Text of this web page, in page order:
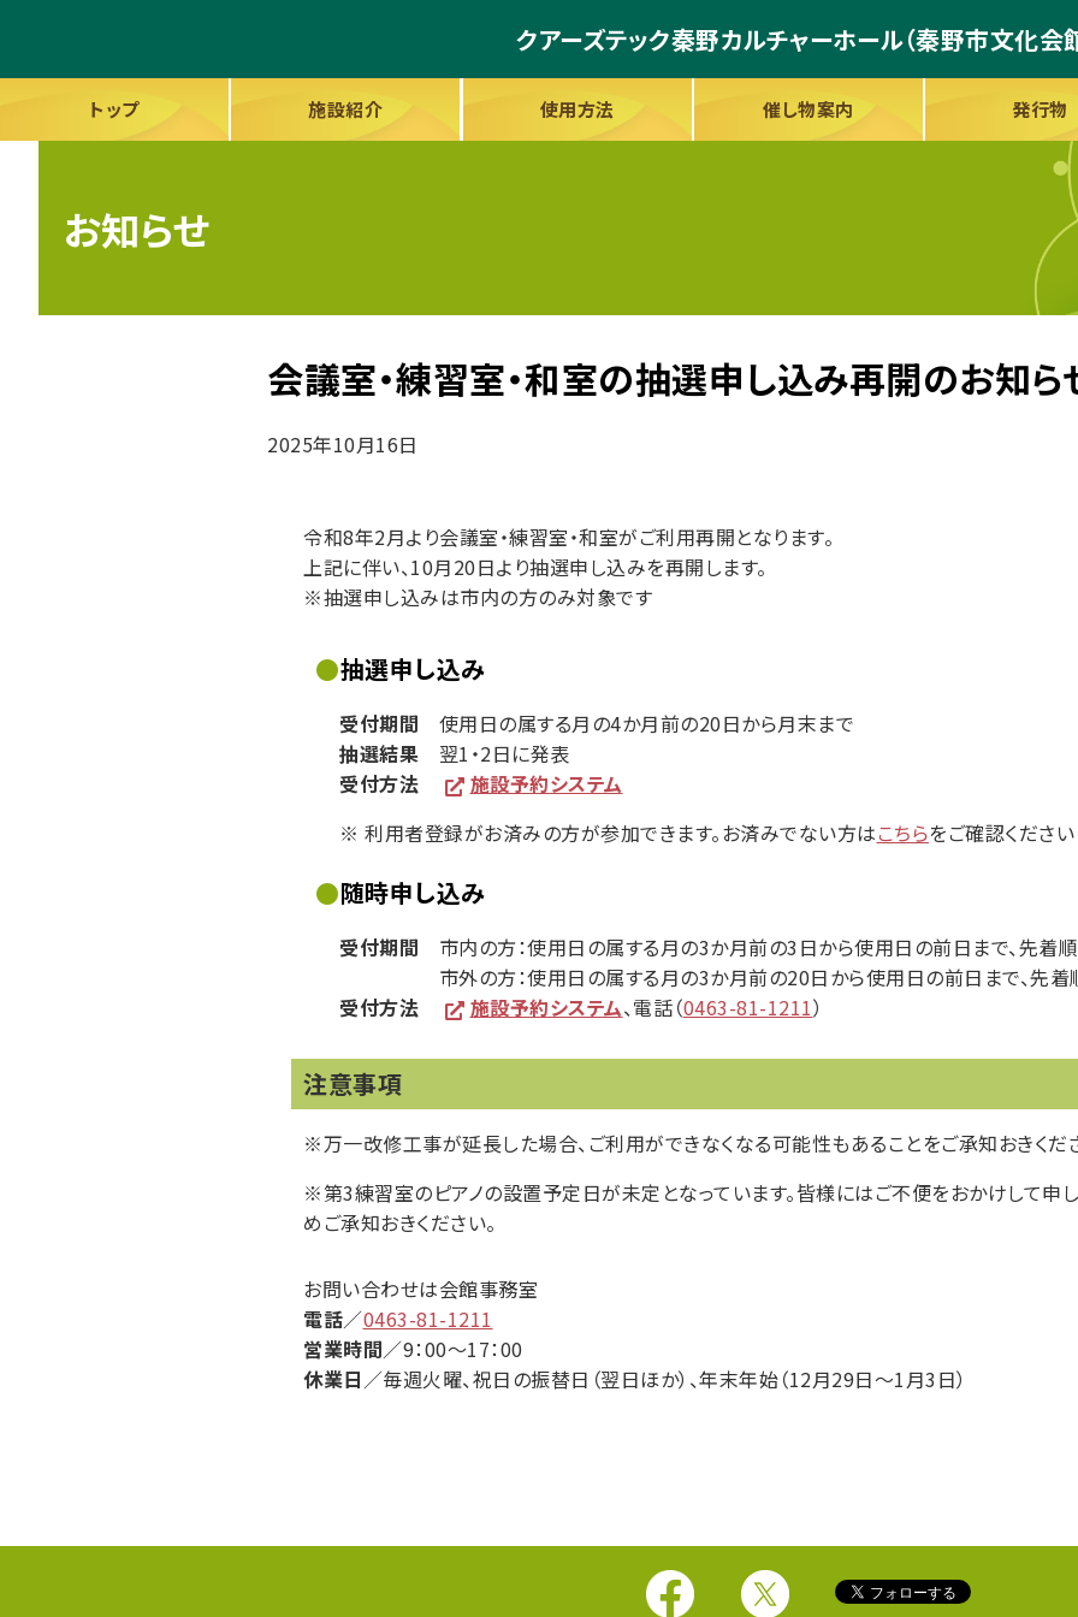
クアーズテック秦野カルチャーホール（秦野市文化会
トップ 施設紹介 使用方法 催し物案内 発行物
お知らせ
会議室・練習室・和室の抽選申し込み再開のお知ら
2025年10月16日
令和8年2月より会議室・練習室・和室がご利用再開となります。
上記に伴い、10月20日より抽選申し込みを再開します。
※抽選申し込みは市内の方のみ対象です
●抽選申し込み
受付期間 使用日の属する月の4か月前の20日から月末まで
抽選結果 翌1・2日に発表
受付方法
施設予約システム
※ 利用者登録がお済みの方が参加できます。お済みでない方はこちらをご確認ください
●随時申し込み
受付期間 市内の方：使用日の属する月の3か月前の3日から使用日の前日まで、先着順
市外の方：使用日の属する月の3か月前の20日から使用日の前日まで、先着
受付方法
施設予約システム、電話（0463-81-1211）
注意事項
※万一改修工事が延長した場合、ご利用ができなくなる可能性もあることをご承知おきくだ
※第3練習室のピアノの設置予定日が未定となっています。皆様にはご不便をおかけして申
めご承知おきください。
お問い合わせは会館事務室
電話／0463-81-1211
営業時間／9：00〜17：00
休業日／毎週火曜、祝日の振替日（翌日ほか）、年末年始（12月29日～1月3日）